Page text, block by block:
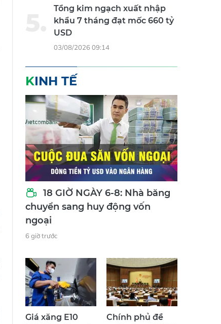
Tổng kim ngạch xuất nhập
khẩu 7 tháng đạt mốc 660 tỷ
USD
03/08/2026 09:14
KINH TẾ
18 GIỜ NGÀY 6-8: Nhà băng
chuyển sang huy động vốn
ngoại
6 giờ trước
Giá xăng E10
Chính phủ đề